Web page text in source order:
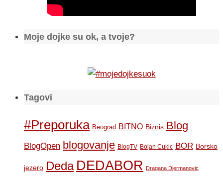
Moje dojke su ok, a tvoje?
Tagovi
#Preporuka Beograd BITNO Biznis Blog
BlogOpen blogovanje BlogTV Bojan Cukic BOR Borsko
jezero Deda DEDABOR Dragana Djermanovic